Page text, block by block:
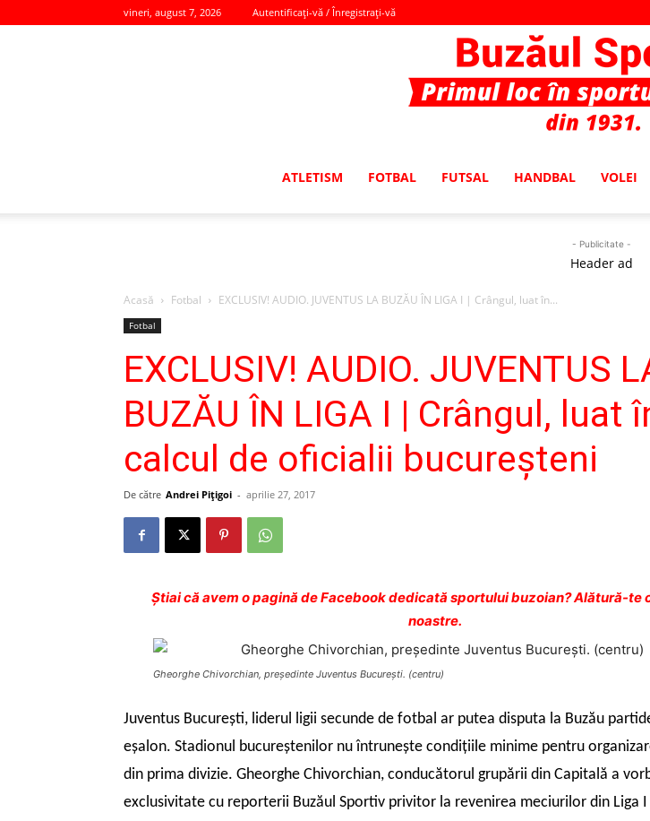
vineri, august 7, 2026 Autentificați-vă / Înregistrați-vă
ATLETISM FOTBAL FUTSAL HANDBAL VOLEI
- Publicitate -
Header ad
Acasă Fotbal EXCLUSIV! AUDIO. JUVENTUS LA BUZĂU ÎN LIGA I | Crângul, luat în...
Fotbal
EXCLUSIV! AUDIO. JUVENTUS
BUZĂU ÎN LIGA I | Crângul, luat
calcul de oficialii bucureşteni
De către Andrei Pițigoi - aprilie 27, 2017
Ştiai că avem o pagină de Facebook dedicată sportului buzoian? Alătură-te
noastre.
Gheorghe Chivorchian, preşedinte Juventus Bucureşti. (centru)
Juventus Bucureşti, liderul ligii secunde de fotbal ar putea disputa la Buzău
eşalon. Stadionul bucureştenilor nu întruneşte condiţiile minime pentru
din prima divizie. Gheorghe Chivorchian, conducătorul grupării din Capitală a
exclusivitate cu reporterii Buzăul Sportiv privitor la revenirea meciurilor din Liga